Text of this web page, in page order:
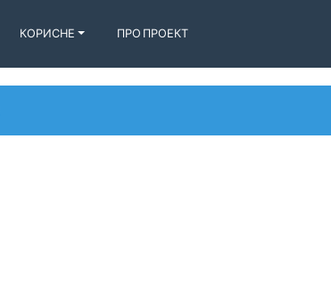
КОРИСНЕ ПРО ПРОЕКТ